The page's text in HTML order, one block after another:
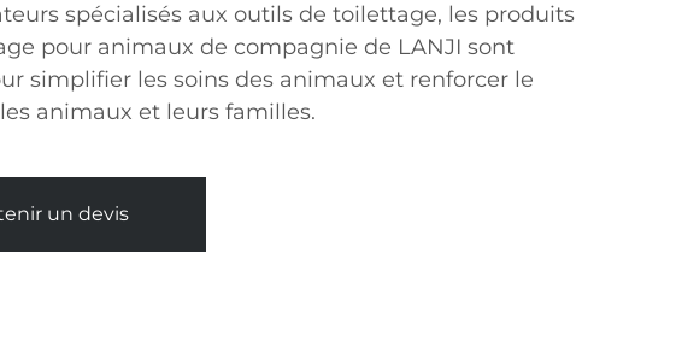
spécialisés aux outils de toilettage, les produits
pour animaux de compagnie de LANJI sont
simplifier les soins des animaux et renforcer le
animaux et leurs familles.
un devis